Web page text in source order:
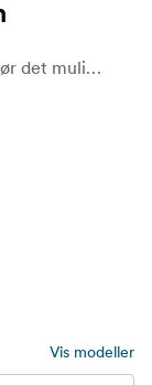
Adapterring for Nissin MF 18-blits som gjør det mulig å bruke objektiver med en annen diameter enn de som følger med blitsen.
Vis modeller